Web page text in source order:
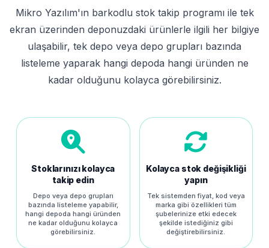
Mikro Yazılım'ın barkodlu stok takip programı ile tek
ekran üzerinden deponuzdaki ürünlerle ilgili her bilgiye
ulaşabilir, tek depo veya depo grupları bazında
listeleme yaparak hangi depoda hangi üründen ne
kadar olduğunu kolayca görebilirsiniz.
Stoklarınızı kolayca
takip edin
Depo veya depo grupları
bazında listeleme yapabilir,
hangi depoda hangi üründen
ne kadar olduğunu kolayca
görebilirsiniz.
Kolayca stok değişikliği
yapın
Tek sistemden fiyat, kod veya
marka gibi özellikleri tüm
şubelerinize etki edecek
şekilde istediğiniz gibi
değiştirebilirsiniz.